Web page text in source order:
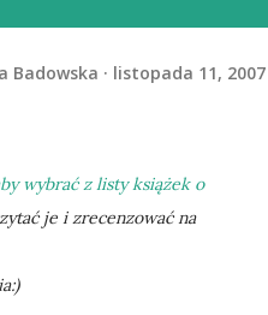
Badowska listopada 11, 2007
wybrać z listy książek o
je i zrecenzować na